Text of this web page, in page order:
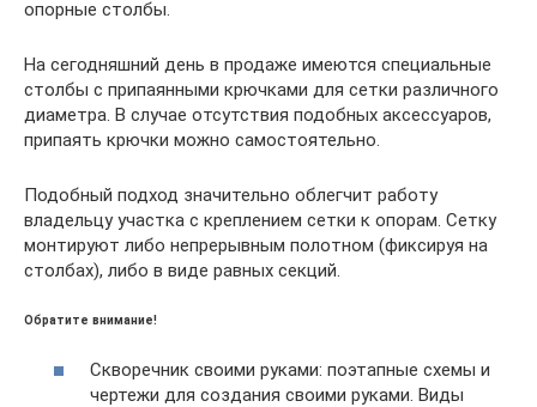
опорные столбы.
На сегодняшний день в продаже имеются специальные
столбы с припаянными крючками для сетки различного
диаметра. В случае отсутствия подобных аксессуаров,
припаять крючки можно самостоятельно.
Подобный подход значительно облегчит работу
владельцу участка с креплением сетки к опорам. Сетку
монтируют либо непрерывным полотном (фиксируя на
столбах), либо в виде равных секций.
Обратите внимание!
Скворечник своими руками: поэтапные схемы и
чертежи для создания своими руками. Виды